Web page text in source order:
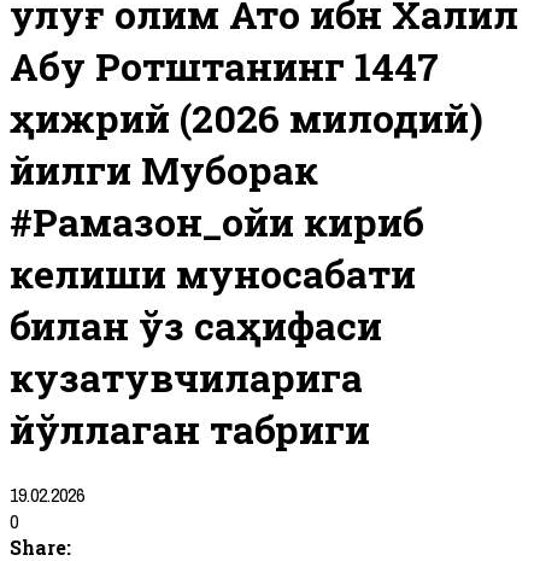
улуғ олим Ато ибн Халил
Абу Ротштанинг 1447
ҳижрий (2026 милодий)
йилги Муборак
#Рамазон_ойи кириб
келиши муносабати
билан ўз саҳифаси
кузатувчиларига
йўллаган табриги
19.02.2026
0
Share: